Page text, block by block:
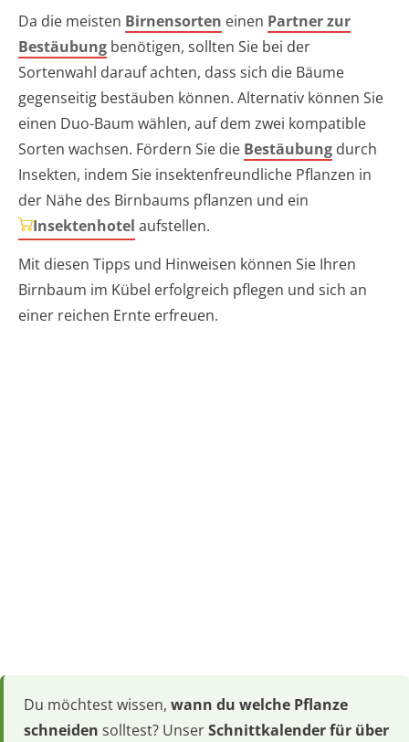
Da die meisten Birnensorten einen Partner zur
Bestäubung benötigen, sollten Sie bei der
Sortenwahl darauf achten, dass sich die Bäume
gegenseitig bestäuben können. Alternativ können Sie
einen Duo-Baum wählen, auf dem zwei kompatible
Sorten wachsen. Fördern Sie die Bestäubung durch
Insekten, indem Sie insektenfreundliche Pflanzen in
der Nähe des Birnbaums pflanzen und ein
Insektenhotel aufstellen.
Mit diesen Tipps und Hinweisen können Sie Ihren
Birnbaum im Kübel erfolgreich pflegen und sich an
einer reichen Ernte erfreuen.
Du möchtest wissen, wann du welche Pflanze
schneiden solltest? UnserSchnittkalender für über